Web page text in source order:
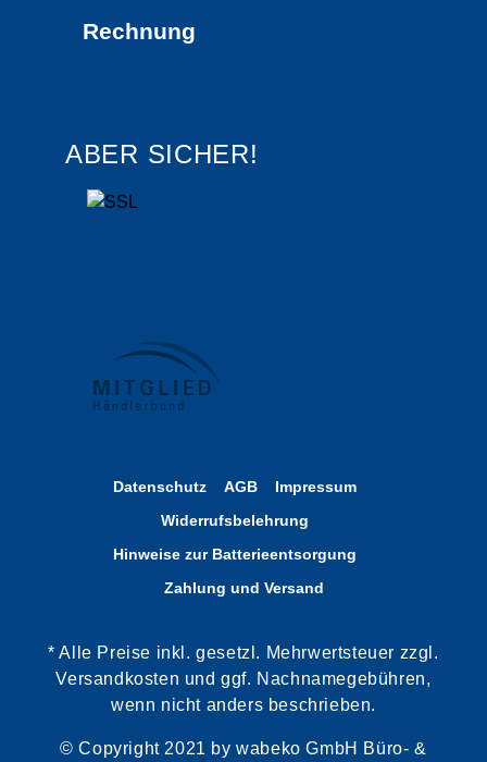
Rechnung
ABER SICHER!
Datenschutz AGB
Impressum
Widerrufsbelehrung
Hinweise zur Batterieentsorgung
Zahlung und Versand
* Alle Preise inkl. gesetzl. Mehrwertsteuer zzgl.
Versandkosten und ggf. Nachnamegebühren,
wenn nicht anders beschrieben.
© Copyright 2021 by wabeko GmbH Büro- &